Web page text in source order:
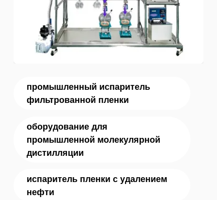
промышленный испаритель
фильтрованной пленки
оборудование для
промышленной молекулярной
дистилляции
испаритель пленки с удалением
нефти